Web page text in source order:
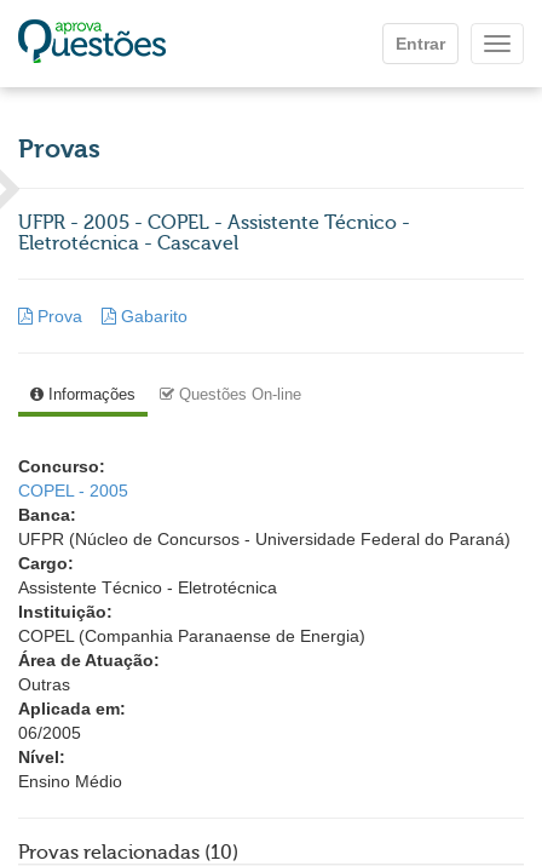
Entrar
Provas
UFPR - 2005 - COPEL - Assistente Técnico -
Eletrotécnica - Cascavel
Prova Gabarito
Informações Questões On-line
Concurso:
COPEL - 2005
Banca:
UFPR (Núcleo de Concursos - Universidade Federal do Paraná)
Cargo:
Assistente Técnico - Eletrotécnica
Instituição:
COPEL (Companhia Paranaense de Energia)
Área de Atuação:
Outras
Aplicada em:
06/2005
Nível:
Ensino Médio
Provas relacionadas (10)